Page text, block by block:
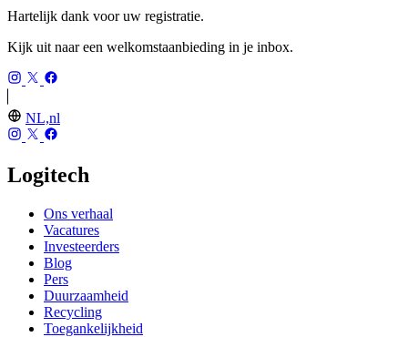
Hartelijk dank voor uw registratie.
Kijk uit naar een welkomstaanbieding in je inbox.
NL,nl
Logitech
Ons verhaal
Vacatures
Investeerders
Blog
Pers
Duurzaamheid
Recycling
Toegankelijkheid